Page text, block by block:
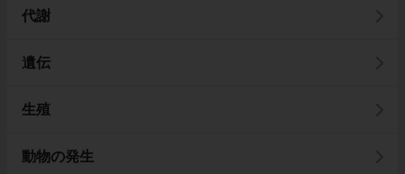
代謝
遺伝
生殖
動物の発生